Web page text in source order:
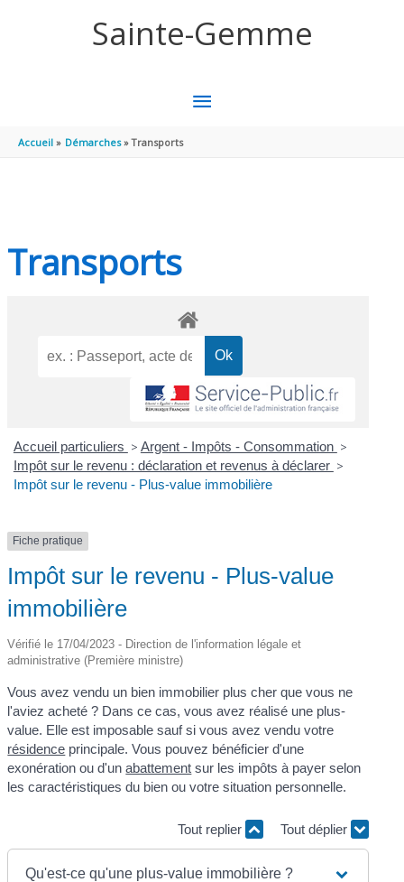
Sainte-Gemme
MENU
Accueil Démarches Transports
Transports
Accueil particuliers > Argent - Impôts - Consommation >
Impôt sur le revenu : déclaration et revenus à déclarer >
Impôt sur le revenu - Plus-value immobilière
Fiche pratique
Impôt sur le revenu - Plus-value
immobilière
Vérifié le 17/04/2023 - Direction de l'information légale et
administrative (Première ministre)
Vous avez vendu un bien immobilier plus cher que vous ne
l'aviez acheté ? Dans ce cas, vous avez réalisé une plus-
value. Elle est imposable sauf si vous avez vendu votre
résidence principale. Vous pouvez bénéficier d'une
exonération ou d'unabattement sur les impôts à payer selon
les caractéristiques du bien ou votre situation personnelle.
Tout replier Tout déplier
Qu'est-ce qu'une plus-value immobilière ?